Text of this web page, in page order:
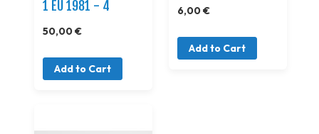
1 EU 1981 - 4
50,00 €
Add to Cart
6,00 €
Add to Cart